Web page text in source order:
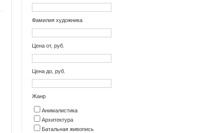
Фамилия художника
Цена от, руб.
Цена до, руб.
Жанр
Анималистика
Архитектура
Батальная живопись